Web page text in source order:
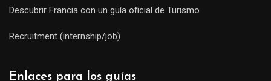
Descubrir Francia con un guía oficial de Turismo
Recruitment (internship/job)
Enlaces para los guías